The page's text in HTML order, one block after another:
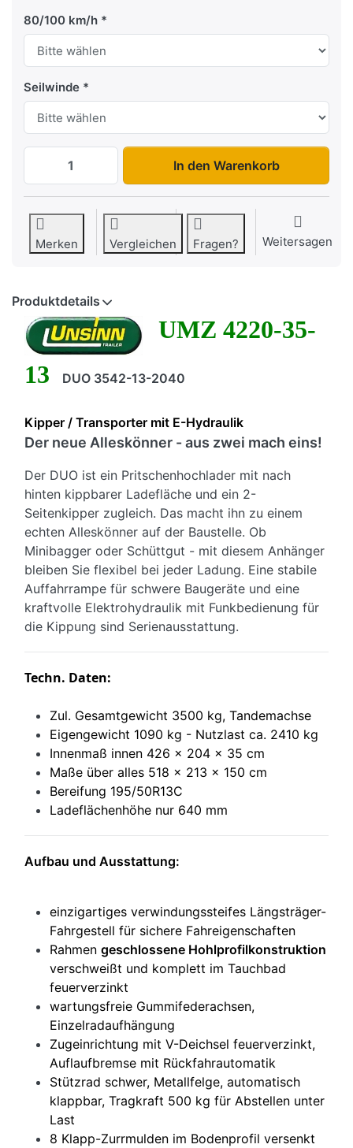
80/100 km/h
Seilwinde
UMZ 4220-35-13 zu 11.865,98 €, Menge
In den Warenkorb
Merken Vergleichen Fragen? Weitersagen
Produktdetails
UMZ 4220-35-
13
DUO 3542-13-2040
Kipper / Transporter mit E-Hydraulik
Der neue Alleskönner - aus zwei mach eins!
Der DUO ist ein Pritschenhochlader mit nach
hinten kippbarer Ladefläche und ein 2-
Seitenkipper zugleich. Das macht ihn zu einem
echten Alleskönner auf der Baustelle. Ob
Minibagger oder Schüttgut - mit diesem Anhänger
bleiben Sie flexibel bei jeder Ladung. Eine stabile
Auffahrrampe für schwere Baugeräte und eine
kraftvolle Elektrohydraulik mit Funkbedienung für
die Kippung sind Serienausstattung.
Techn. Daten:
Zul. Gesamtgewicht 3500 kg, Tandemachse
Eigengewicht 1090 kg - Nutzlast ca. 2410 kg
Innenmaß innen 426 x 204 x 35 cm
Maße über alles 518 x 213 x 150 cm
Bereifung 195/50R13C
Ladeflächenhöhe nur 640 mm
Aufbau und Ausstattung:
einzigartiges verwindungssteifes Längsträger-
Fahrgestell für sichere Fahreigenschaften
Rahmen geschlossene Hohlprofilkonstruktion
verschweißt und komplett im Tauchbad
feuerverzinkt
wartungsfreie Gummifederachsen,
Einzelradaufhängung
Zugeinrichtung mit V-Deichsel feuerverzinkt,
Auflaufbremse mit Rückfahrautomatik
Stützrad schwer, Metallfelge, automatisch
klappbar, Tragkraft 500 kg für Abstellen unter
Last
8 Klapp-Zurrmulden im Bodenprofil versenkt